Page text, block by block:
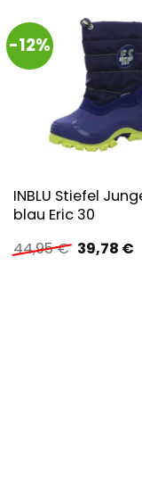
-12%
INBLU Stiefel
blau Eric 30
44,95€
Preis
39,78 €